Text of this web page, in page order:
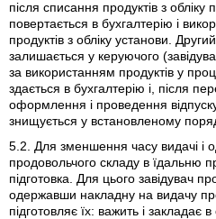
після списання продуктів з обліку
повертається в бухгалтерію і
продуктів з обліку установи.
залишається у керуючого
за використанням продуктів у
здається в бухгалтерію і, після
оформлення і проведення
знищується у встановленому
5.2. Для зменшення часу видачі і
продовольчого складу в їдальню
підготовка. Для цього завідувач
одержавши накладну на видачу
підготовляє їх: важить і закладає